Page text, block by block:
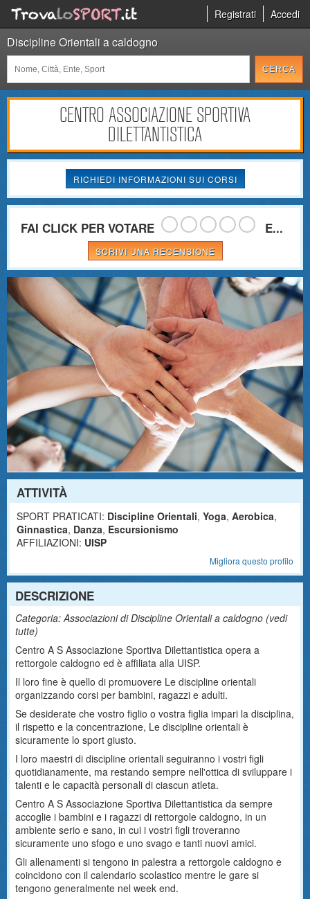
Registrati Accedi
Discipline Orientali a caldogno
CENTRO ASSOCIAZIONE SPORTIVA
DILETTANTISTICA
RICHIEDI INFORMAZIONI SUI CORSI
FAI CLICK PER VOTARE E...
SCRIVI UNA RECENSIONE
ATTIVITÀ
SPORT PRATICATI: Discipline Orientali, Yoga, Aerobica,
Ginnastica, Danza, Escursionismo
AFFILIAZIONI: UISP
Migliora questo profilo
DESCRIZIONE
Categoria: Associazioni di Discipline Orientali a caldogno (vedi
tutte)
Centro A S Associazione Sportiva Dilettantistica opera a
rettorgole caldogno ed è affiliata alla UISP.
Il loro fine è quello di promuovere Le discipline orientali
organizzando corsi per bambini, ragazzi e adulti.
Se desiderate che vostro figlio o vostra figlia impari la disciplina,
il rispetto e la concentrazione, Le discipline orientali è
sicuramente lo sport giusto.
I loro maestri di discipline orientali seguiranno i vostri figli
quotidianamente, ma restando sempre nell'ottica di sviluppare i
talenti e le capacità personali di ciascun atleta.
Centro A S Associazione Sportiva Dilettantistica da sempre
accoglie i bambini e i ragazzi di rettorgole caldogno, in un
ambiente serio e sano, in cui i vostri figli troveranno
sicuramente uno sfogo e uno svago e tanti nuovi amici.
Gli allenamenti si tengono in palestra a rettorgole caldogno e
coincidono con il calendario scolastico mentre le gare si
tengono generalmente nel week end.